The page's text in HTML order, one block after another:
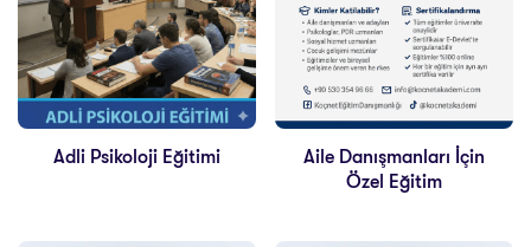
Adli Psikoloji Eğitimi
Aile Danışmanları İçin
Özel Eğitim